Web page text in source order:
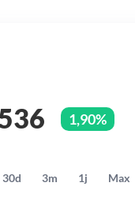
1,90%
30d 3m 1j Max